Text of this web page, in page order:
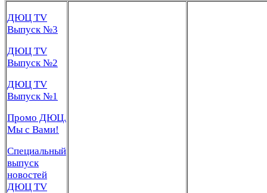
ДЮЦ TV
Выпуск №3
ДЮЦ TV
Выпуск №2
ДЮЦ TV
Выпуск №1
Промо ДЮЦ.
Мы с Вами!
Специальный
выпуск
новостей
ДЮЦ TV